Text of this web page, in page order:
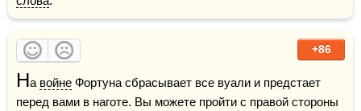
+86
На войне Фортуна сбрасывает все вуали и предстает
перед вами в наготе. Вы можете пройти с правой стороны